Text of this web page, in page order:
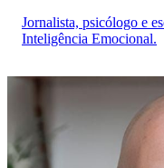
Jornalista, psicólogo e
Inteligência Emocional.